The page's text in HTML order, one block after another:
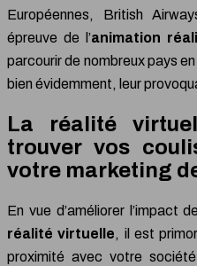
Européennes, British
épreuve de l’animation
parcourir de nombreux pays
bien évidemment, leur
La réalité
trouver vos
votre marketing
En vue d’améliorer l’impact
réalité virtuelle, il est
proximité avec votre